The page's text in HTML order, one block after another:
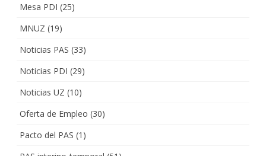
Mesa PDI (25)
MNUZ (19)
Noticias PAS (33)
Noticias PDI (29)
Noticias UZ (10)
Oferta de Empleo (30)
Pacto del PAS (1)